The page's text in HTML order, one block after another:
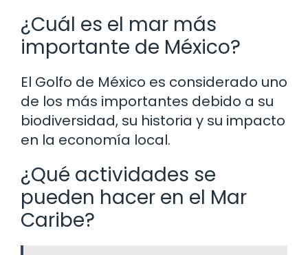
¿Cuál es el mar más
importante de México?
El Golfo de México es considerado uno
de los más importantes debido a su
biodiversidad, su historia y su impacto
en la economía local.
¿Qué actividades se
pueden hacer en el Mar
Caribe?